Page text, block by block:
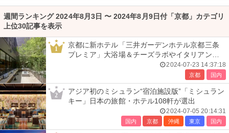
週間ランキング 2024年8月3日 〜 2024年8月9日付「京都」カテゴリ
上位30記事を表示
1
京都に新ホテル「三井ガーデンホテル京都三条
プレミア」大浴場＆チーズラボやイタリアンも
2024-07-23 14:37:18
京都 国内
2
アジア初のミシュラン“宿泊施設版”「ミシュラン
キー」日本の旅館・ホテル108軒が選出
2024-07-05 20:14:31
国内 京都 沖縄 東京 国内